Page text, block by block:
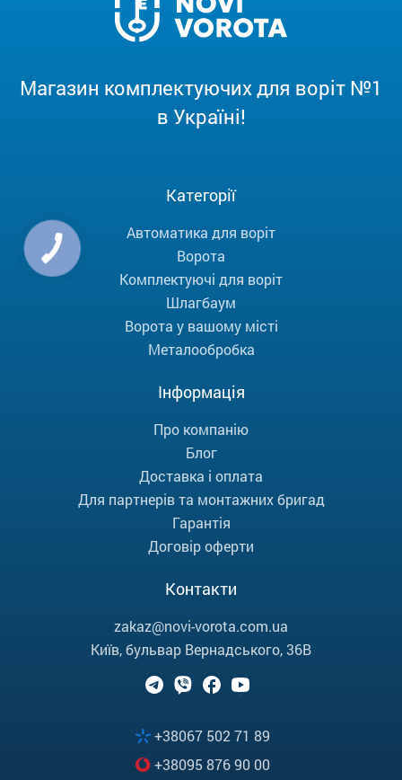
Магазин комплектуючих для воріт №1
в Україні!
Категорії
Автоматика для воріт
Ворота
Комплектуючі для воріт
Шлагбаум
Ворота у вашому місті
Металообробка
Інформація
Про компанію
Блог
Доставка і оплата
Для партнерів та монтажних бригад
Гарантія
Договір оферти
Контакти
zakaz@novi-vorota.com.ua
Київ, бульвар Вернадського, 36В
+38067 502 71 89
+38095 876 90 00